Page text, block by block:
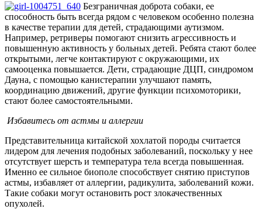
Безграничная доброта собаки, ее
способность быть всегда рядом с человеком особенно полезна
в качестве терапии для детей, страдающими аутизмом.
Например, ретриверы помогают снизить агрессивность и
повышенную активность у больных детей. Ребята стают более
открытыми, легче контактируют с окружающими, их
самооценка повышается. Дети, страдающие ДЦП, синдромом
Дауна, с помощью канистерапии улучшают память,
координацию движений, другие функции психомоторики,
стают более самостоятельными.
Избавитесь от астмы и аллергии
Представительница китайской хохлатой породы считается
лидером для лечения подобных заболеваний, поскольку у нее
отсутствует шерсть и температура тела всегда повышенная.
Именно ее сильное биополе способствует снятию приступов
астмы, избавляет от аллергии, радикулита, заболеваний кожи.
Такие собаки могут остановить рост злокачественных
опухолей.